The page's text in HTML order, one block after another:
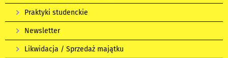
Praktyki studenckie
Newsletter
Likwidacja / Sprzedaż majątku